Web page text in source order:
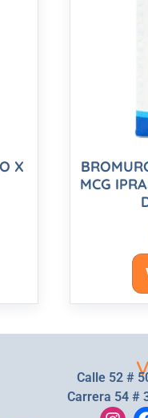
X
MCG
Calle 52 #
Carrera 54 #